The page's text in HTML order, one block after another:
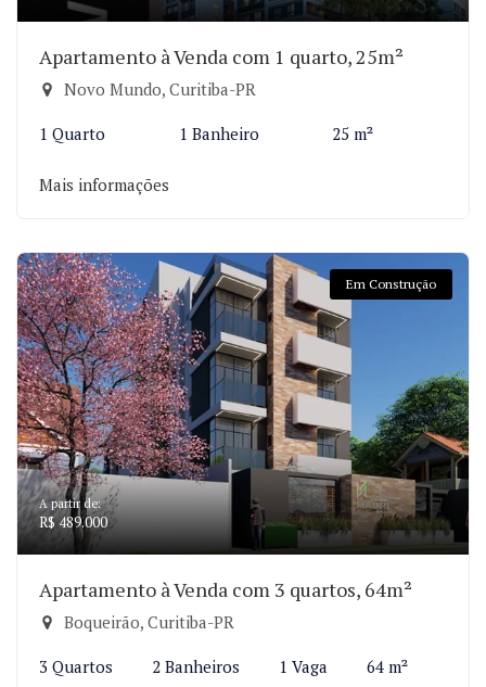
Apartamento à Venda com 1 quarto, 25m²
Novo Mundo, Curitiba-PR
1 Quarto 1 Banheiro 25 m²
Mais informações
Em Construção
A partir de:
R$ 489.000
Apartamento à Venda com 3 quartos, 64m²
Boqueirão, Curitiba-PR
3 Quartos 2 Banheiros 1 Vaga 64 m²